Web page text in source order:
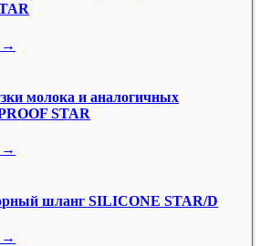
→
молока и аналогичных
STAR
→
шланг SILICONE STAR/D
→